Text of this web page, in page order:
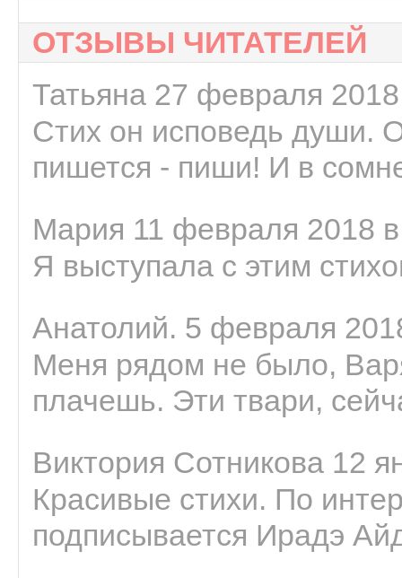
ОТЗЫВЫ ЧИТАТЕЛЕЙ
Татьяна 27 февраля
Стих он исповедь души.
пишется - пиши! И в
Мария 11 февраля 2018
Я выступала с этим
Анатолий. 5 февраля
Меня рядом не было,
плачешь. Эти твари,
Виктория Сотникова 12
Красивые стихи. По
подписывается Ирадэ